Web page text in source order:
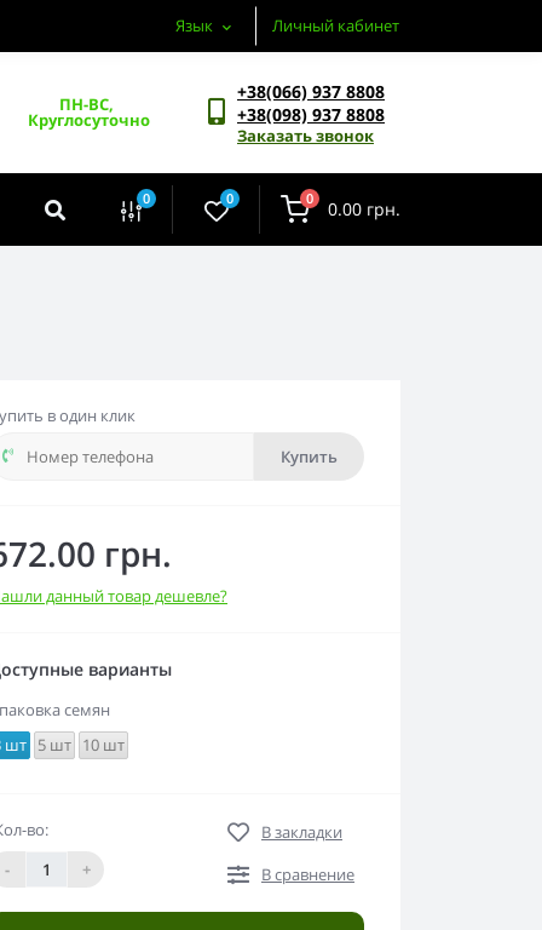
Язык Личный кабинет
ПН-ВС,
Круглосуточно
+38(066) 937 8808
+38(098) 937 8808
Заказать звонок
0 0 0 0.00 грн.
в один клик
Купить
грн.
данный товар дешевле?
варианты
семян
шт 5 шт 10 шт
во:
-
+
В закладки
В сравнение